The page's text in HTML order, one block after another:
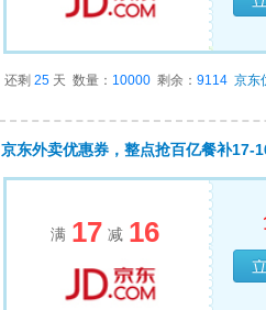
还剩 25 天 数量： 10000 剩余： 9114 京东
京东外卖优惠券，整点抢百亿餐补17-
满 17 减 16